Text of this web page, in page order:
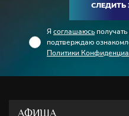
Я соглашаюсь
подтверждаю
Политики
АФИША